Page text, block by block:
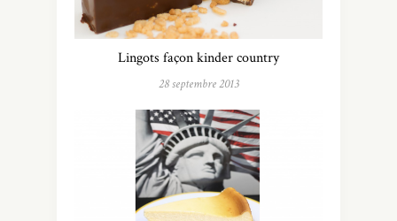
Lingots façon kinder country
28 septembre 2013